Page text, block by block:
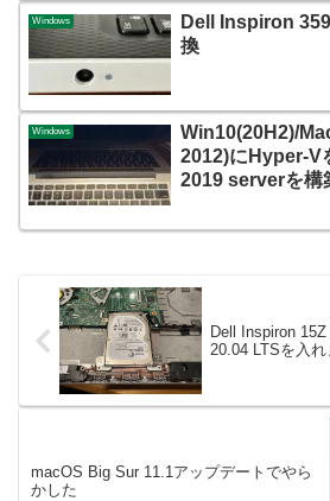
Windows
Dell Inspiron
換
Windows
Win10(20H2)/
2012)にHyper-V
2019 serverを構
Dell Inspiron
20.04 LTSを入れ
macOS Big Sur 11.1アップデートでやら
かした